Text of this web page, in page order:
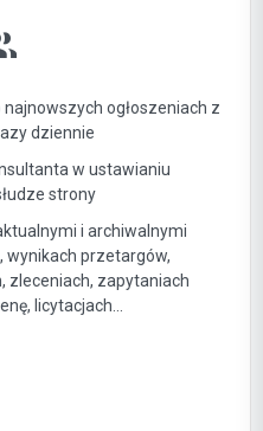
ogłoszeniach z
dziennie
w ustawianiu
strony
i archiwalnymi
wynikach przetargów,
zleceniach, zapytaniach
licytacjach...